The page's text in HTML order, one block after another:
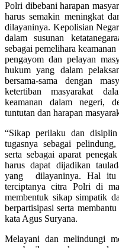
Polri dibebani harapan
harus semakin meningkat
dilayaninya. Kepolisian
dalam susunan
sebagai pemelihara
pengayom dan pelayan
hukum yang dalam
bersama-sama dengan
ketertiban masyarakat
keamanan dalam negeri,
tuntutan dan harapan
“Sikap perilaku dan
tugasnya sebagai
serta sebagai aparat
harus dapat dijadikan
yang dilayaninya. Hal itu
terciptanya citra Polri di
membentuk sikap simpatik
berpartisipasi serta
kata Agus Suryana.
Melayani dan melindungi